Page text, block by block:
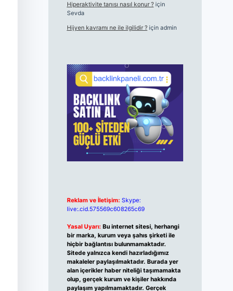
Hiperaktivite tanısı nasıl konur ?için
Sevda
Hijyen kavramı ne ile ilgilidir ?için admin
Reklam ve İletişim: Skype:
live:.cid.575569c608265c69
Yasal Uyarı: Bu internet sitesi, herhangi
bir marka, kurum veya şahıs şirketi ile
hiçbir bağlantısı bulunmamaktadır.
Sitede yalnızca kendi hazırladığımız
makaleler paylaşılmaktadır. Burada yer
alan içerikler haber niteliği taşımamakta
olup, gerçek kurum ve kişiler hakkında
paylaşım yapılmamaktadır. Gerçek